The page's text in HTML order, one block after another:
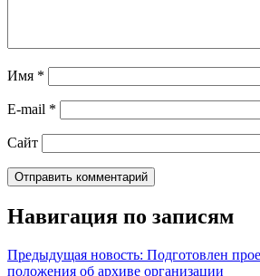
Имя *
E-mail *
Сайт
Навигация по записям
Предыдущая новость: Подготовлен
положения об архиве организации